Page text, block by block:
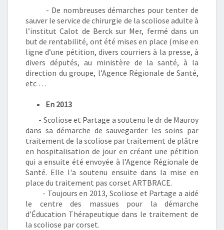
- De nombreuses démarches pour tenter de
sauver le service de chirurgie de la scoliose adulte à
l’institut Calot de Berck sur Mer, fermé dans un
but de rentabilité, ont été mises en place (mise en
ligne d’une pétition, divers courriers à la presse, à
divers députés, au ministère de la santé, à la
direction du groupe, l’Agence Régionale de Santé,
etc …
En 2013
- Scoliose et Partage a soutenu le dr de Mauroy
dans sa démarche de sauvegarder les soins par
traitement de la scoliose par traitement de plâtre
en hospitalisation de jour en créant une pétition
qui a ensuite été envoyée à l’Agence Régionale de
Santé. Elle l'a soutenu ensuite dans la mise en
place du traitement pas corset ARTBRACE.
- Toujours en 2013, Scoliose et Partage a aidé
le centre des massues pour la démarche
d’Éducation Thérapeutique dans le traitement de
la scoliose par corset.